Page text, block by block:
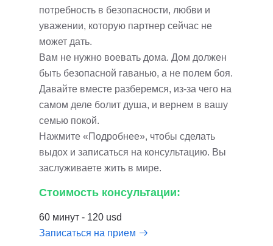
потребность в безопасности, любви и
уважении, которую партнер сейчас не
может дать.
Вам не нужно воевать дома. Дом должен
быть безопасной гаванью, а не полем боя.
Давайте вместе разберемся, из-за чего на
самом деле болит душа, и вернем в вашу
семью покой.
Нажмите «Подробнее», чтобы сделать
выдох и записаться на консультацию. Вы
заслуживаете жить в мире.
Стоимость консультации:
60 минут - 120 usd
Записаться на прием